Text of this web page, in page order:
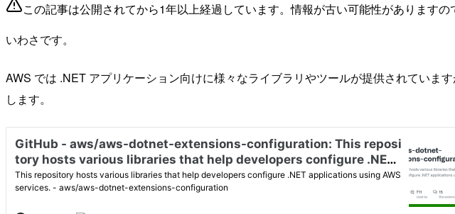
この記事は公開されてから1年以上経過しています。情報が古い可能性がありますの
いわさです。
AWS では .NET アプリケーション向けに様々なライブラリやツールが提供されていま
します。